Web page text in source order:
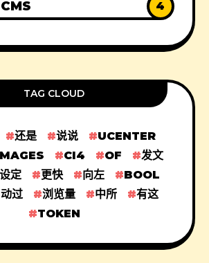
4
TAG CLOUD
还是 说说
UCENTER
CI4 OF
发文
设定 更快 向左
BOOL
动过 浏览量 中所
有这
TOKEN